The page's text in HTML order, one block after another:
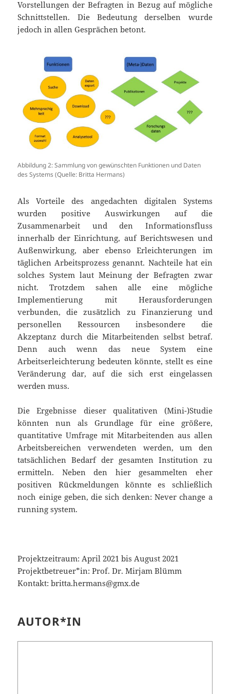
Vorstellungen der Befragten in Bezug auf mögliche
Schnittstellen. Die Bedeutung derselben wurde
jedoch in allen Gesprächen betont.
Abbildung 2: Sammlung von gewünschten Funktionen und Daten
des Systems (Quelle: Britta Hermans)
Als Vorteile des angedachten digitalen Systems
wurden positive Auswirkungen auf die
Zusammenarbeit und den Informationsfluss
innerhalb der Einrichtung, auf Berichtswesen und
Außenwirkung, aber ebenso Erleichterungen im
täglichen Arbeitsprozess genannt. Nachteile hat ein
solches System laut Meinung der Befragten zwar
nicht. Trotzdem sahen alle eine mögliche
Implementierung mit Herausforderungen
verbunden, die zusätzlich zu Finanzierung und
personellen Ressourcen insbesondere die
Akzeptanz durch die Mitarbeitenden selbst betraf.
Denn auch wenn das neue System eine
Arbeitserleichterung bedeuten könnte, stellt es eine
Veränderung dar, auf die sich erst eingelassen
werden muss.
Die Ergebnisse dieser qualitativen (Mini-)Studie
könnten nun als Grundlage für eine größere,
quantitative Umfrage mit Mitarbeitenden aus allen
Arbeitsbereichen verwendeten werden, um den
tatsächlichen Bedarf der gesamten Institution zu
ermitteln. Neben den hier gesammelten eher
positiven Rückmeldungen könnte es schließlich
noch einige geben, die sich denken: Never change a
running system.
Projektzeitraum: April 2021 bis August 2021
Projektbetreuer*in: Prof. Dr. Mirjam Blümm
Kontakt: britta.hermans@gmx.de
AUTOR*IN